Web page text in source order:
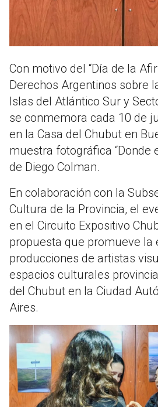
Con motivo del “Día de la
Derechos Argentinos sobre
Islas del Atlántico Sur y
se conmemora cada 10 de
en la Casa del Chubut en
muestra fotográfica “Donde
de Diego Colman.
En colaboración con la
Cultura de la Provincia, el
en el Circuito Expositivo
propuesta que promueve la
producciones de artistas
espacios culturales
del Chubut en la Ciudad
Aires.